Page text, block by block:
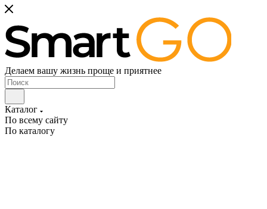
Делаем вашу жизнь проще и приятнее
Каталог
По всему сайту
По каталогу